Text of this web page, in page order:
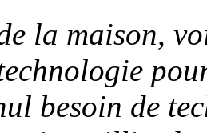
la maison,
besoin de